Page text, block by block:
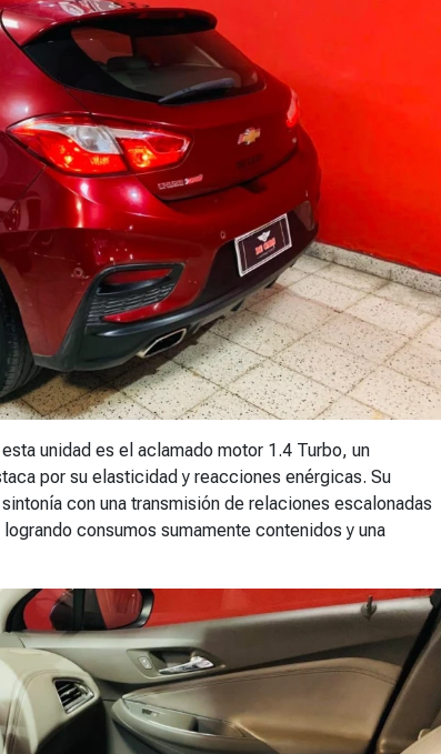
unidad es el aclamado motor 1.4 Turbo, un
por su elasticidad y reacciones enérgicas. Su
con una transmisión de relaciones escalonadas
consumos sumamente contenidos y una